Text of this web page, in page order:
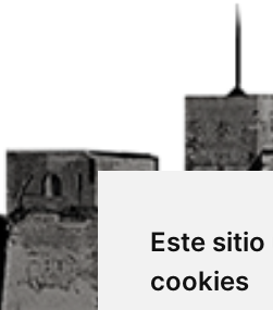
Este
cookies